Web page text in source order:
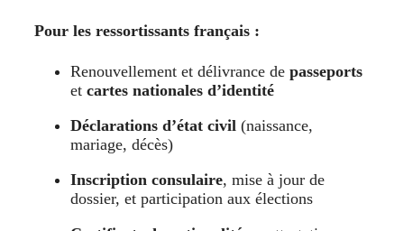
Pour les ressortissants français :
Renouvellement et délivrance de passeports
et cartes nationales d’identité
Déclarations d’état civil (naissance,
mariage, décès)
Inscription consulaire, mise à jour de
dossier, et participation aux élections